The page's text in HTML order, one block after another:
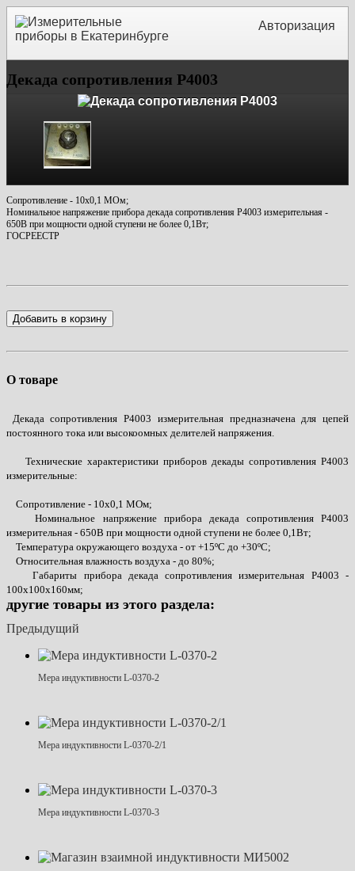
Авторизация
Декада сопротивления Р4003
Сопротивление - 10х0,1 МОм;
Номинальное напряжение прибора декада сопротивления Р4003 измерительная -
650В при мощности одной ступени не более 0,1Вт;
ГОСРЕЕСТР
Добавить в корзину
О товаре
Декада сопротивления Р4003 измерительная предназначена для цепей
постоянного тока или высокоомных делителей напряжения.
Технические характеристики приборов декады сопротивления Р4003
измерительные:
Сопротивление - 10х0,1 МОм;
Номинальное напряжение прибора декада сопротивления Р4003
измерительная - 650В при мощности одной ступени не более 0,1Вт;
Температура окружающего воздуха - от +15ºС до +30ºС;
Относительная влажность воздуха - до 80%;
Габариты прибора декада сопротивления измерительная Р4003 -
100х100х160мм;
другие товары из этого раздела:
Предыдущий
Мера индуктивности L-0370-2
Мера индуктивности L-0370-2/1
Мера индуктивности L-0370-3